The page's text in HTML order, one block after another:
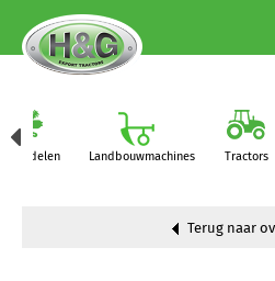
Landbouwmachines Tractors
Terug naar